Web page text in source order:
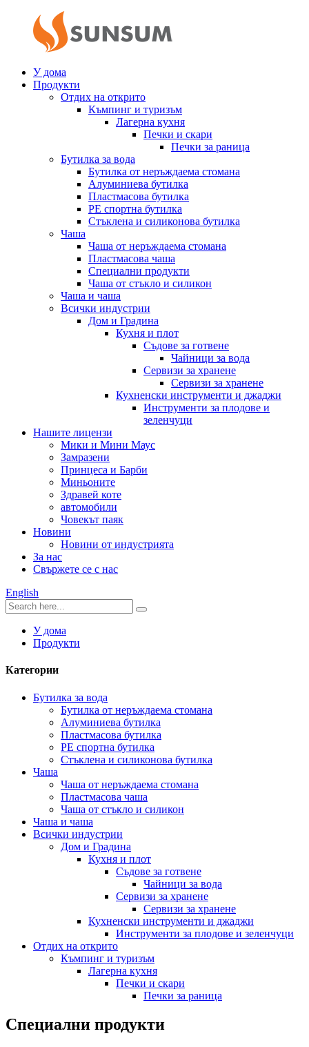
У дома
Продукти
Отдих на открито
Къмпинг и туризъм
Лагерна кухня
Печки и скари
Печки за раница
Бутилка за вода
Бутилка от неръждаема стомана
Алуминиева бутилка
Пластмасова бутилка
PE спортна бутилка
Стъклена и силиконова бутилка
Чаша
Чаша от неръждаема стомана
Пластмасова чаша
Специални продукти
Чаша от стъкло и силикон
Чаша и чаша
Всички индустрии
Дом и Градина
Кухня и плот
Съдове за готвене
Чайници за вода
Сервизи за хранене
Сервизи за хранене
Кухненски инструменти и джаджи
Инструменти за плодове и
зеленчуци
Нашите лицензи
Мики и Мини Маус
Замразени
Принцеса и Барби
Миньоните
Здравей коте
автомобили
Човекът паяк
Новини
Новини от индустрията
За нас
Свържете се с нас
English
У дома
Продукти
Категории
Бутилка за вода
Бутилка от неръждаема стомана
Алуминиева бутилка
Пластмасова бутилка
PE спортна бутилка
Стъклена и силиконова бутилка
Чаша
Чаша от неръждаема стомана
Пластмасова чаша
Чаша от стъкло и силикон
Чаша и чаша
Всички индустрии
Дом и Градина
Кухня и плот
Съдове за готвене
Чайници за вода
Сервизи за хранене
Сервизи за хранене
Кухненски инструменти и джаджи
Инструменти за плодове и зеленчуци
Отдих на открито
Къмпинг и туризъм
Лагерна кухня
Печки и скари
Печки за раница
Специални продукти